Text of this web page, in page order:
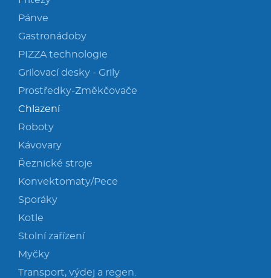
Pánve
Gastronádoby
PIZZA technologie
Grilovací desky - Grily
Prostředky-Změkčovače
Chlazení
Roboty
Kávovary
Řeznické stroje
Konvektomaty/Pece
Sporáky
Kotle
Stolní zařízení
Myčky
Transport, výdej a regen.